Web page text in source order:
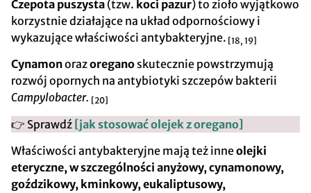
Czepota puszysta (tzw. koci pazur) to zioło wyjątkowo
korzystnie działające na układ odpornościowy i
wykazujące właściwości antybakteryjne. [18, 19]
Cynamonorazoregano skutecznie powstrzymują
rozwój opornych na antybiotyki szczepów bakterii
Campylobacter. [20]
👉 Sprawdź [jak stosować olejek z oregano]
Właściwości antybakteryjne mają też inneolejki
eteryczne, w szczególności anyżowy, cynamonowy,
goździkowy, kminkowy, eukaliptusowy,